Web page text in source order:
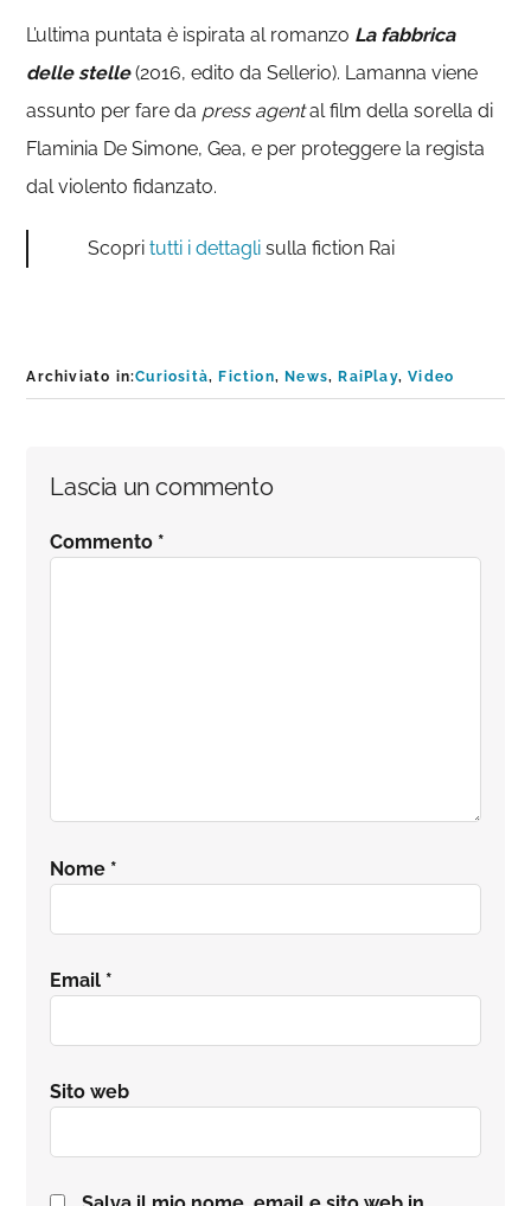
L’ultima puntata è ispirata al romanzo La fabbrica
delle stelle(2016, edito da Sellerio). Lamanna viene
assunto per fare da press agental film della sorella di
Flaminia De Simone, Gea, e per proteggere la regista
dal violento fidanzato.
Scopri tutti i dettagli sulla fiction Rai
Archiviato in:Curiosità, Fiction, News, RaiPlay,Video
Interazioni
del
Lascia un commento
Commento *
Nome *
Email *
Sito web